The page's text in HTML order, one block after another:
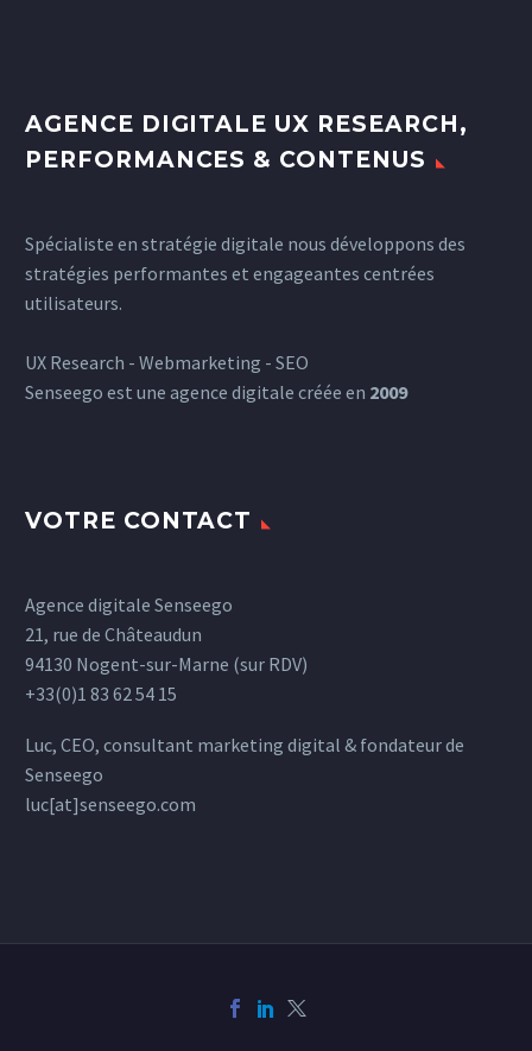
AGENCE DIGITALE UX RESEARCH,
PERFORMANCES & CONTENUS
Spécialiste en stratégie digitale nous développons des
stratégies performantes et engageantes centrées
utilisateurs.
UX Research - Webmarketing - SEO
Senseego est une agence digitale créée en 2009
VOTRE CONTACT
Agence digitale Senseego
21, rue de Châteaudun
94130 Nogent-sur-Marne (sur RDV)
+33(0)1 83 62 54 15
Luc, CEO, consultant marketing digital & fondateur de
Senseego
luc[at]senseego.com